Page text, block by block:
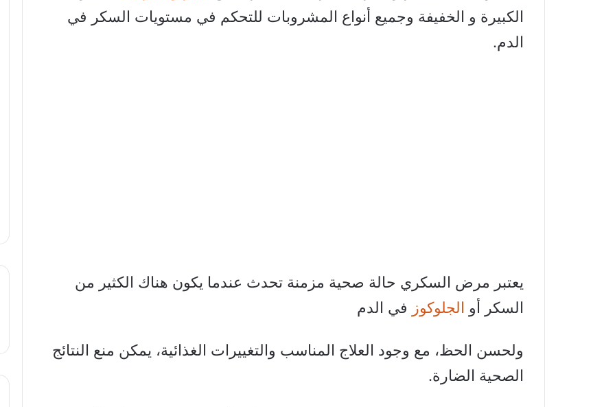
الكبيرة و الخفيفة وجميع أنواع المشروبات للتحكم في مستويات السكر في
الدم.
يعتبر مرض السكري حالة صحية مزمنة تحدث عندما يكون هناك الكثير من
السكر أو الجلوكوز في الدم
ولحسن الحظ، مع وجود العلاج المناسب والتغييرات الغذائية، يمكن منع النتائج
الصحية الضارة.